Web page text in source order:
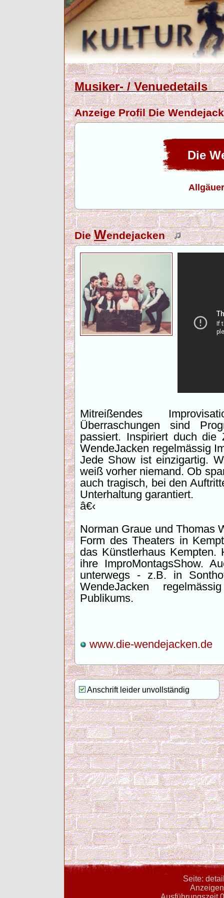
Musiker- / Venuedetails
Anzeige Profil Die
Die
DieWendejacken
Mitreißendes
Überraschungen sind
passiert. Inspiriert duch die
WendeJacken regelmässig
Jede Show ist einzigartig.
weiß vorher niemand. Ob
auch tragisch, bei den
Unterhaltung garantiert.
â€‹
Norman Graue und Thomas
Form des Theaters in
das Künstlerhaus Kempten.
ihre ImproMontagsShow.
unterwegs - z.B. in
WendeJacken
Publikums.
www.die-wendejacken.de
Anschrift leider unvollständig
Seite: